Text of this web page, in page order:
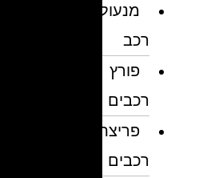
מנעולן
פורץ
רכבים
פריצת
רכבים